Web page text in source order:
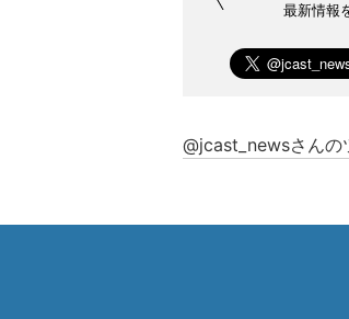
最新情報
@jcast_newsさんの